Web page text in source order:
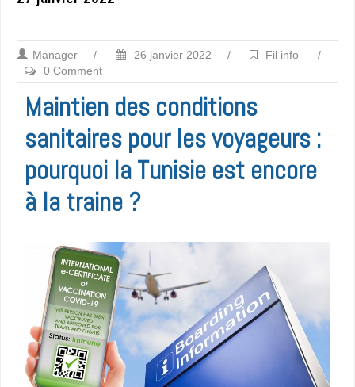
Manager / 26 janvier 2022 / Fil info
/
0 Comment
Maintien des conditions
sanitaires pour les voyageurs :
pourquoi la Tunisie est encore
à la traine ?